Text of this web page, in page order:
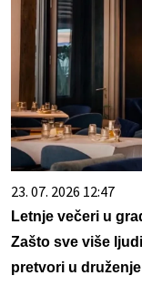
23. 07. 2026 12:47
Letnje večeri u
Zašto sve više
pretvori u druženje